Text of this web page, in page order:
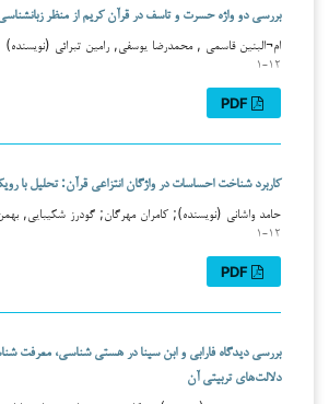
بررسی دو واژه حسرت و تاسف در قرآن کریم از منظر زبانشناسی
ام¬البنین قاسمی , محمدرضا یوسفی, رامین تبرائی (نویسنده)
۱-۱۲
کاربرد شناخت احساسات در واژگان انتزاعی قرآن: تحلیل با
حامد واشانی (نویسنده); کامران مهرگان; گودرز شکیبایی,
۱-۱۲
بررسی دیدگاه فارابی و ابن سینا در هستی شناسی، معرفت
دلالت‌های تربیتی آن